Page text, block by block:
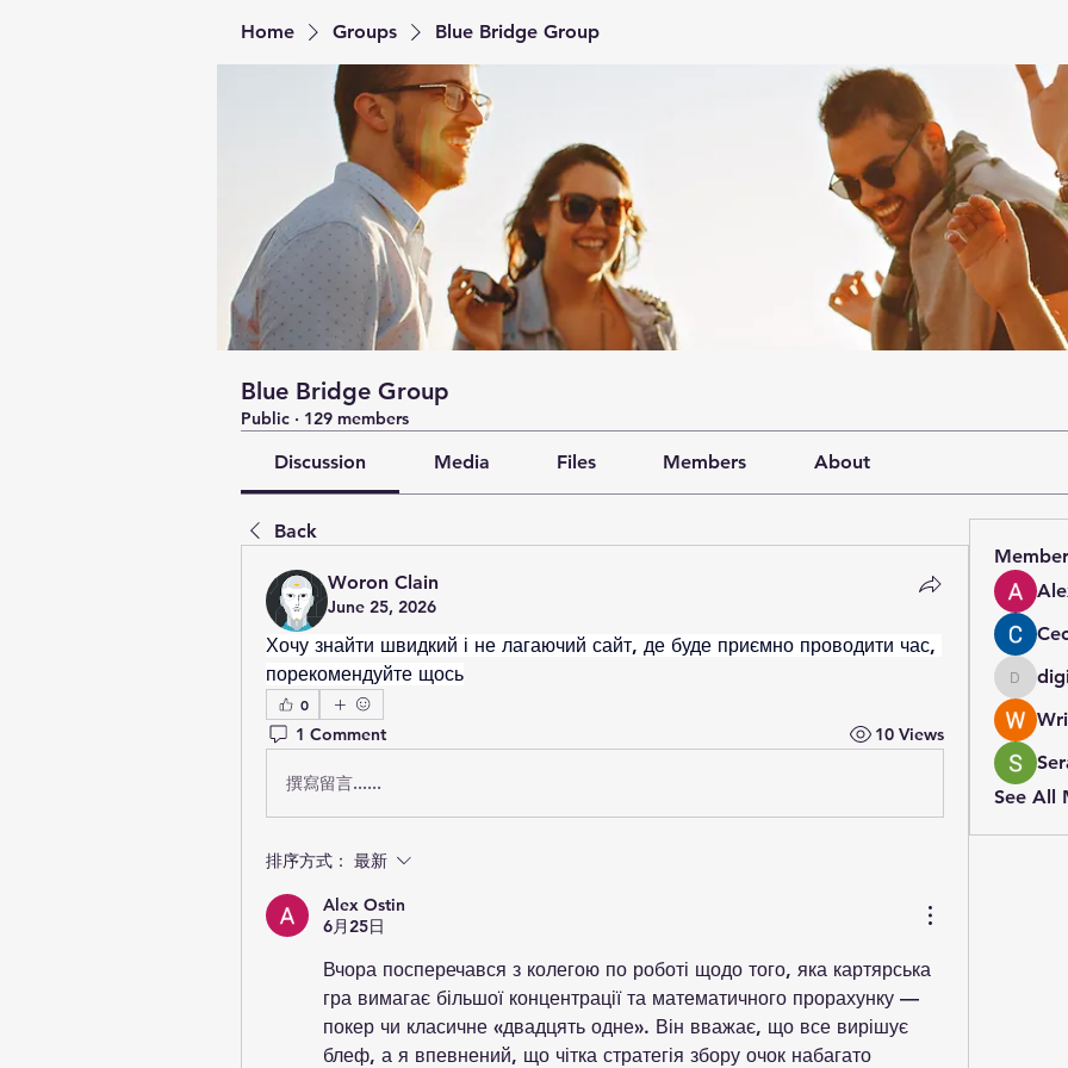
Home Groups Blue Bridge Group
Blue Bridge Group
Public · 129 members
Discussion Media Files Members About
Back
Woron Clain
June 25, 2026
Хочу знайти швидкий і не лагаючий сайт, де буде приємно проводити час,
порекомендуйте щось
0
1 Comment 10 Views
撰寫留言......
排序方式： 最新
Alex Ostin
6月25日
Вчора посперечався з колегою по роботі щодо того, яка картярська
гра вимагає більшої концентрації та математичного прорахунку —
покер чи класичне «двадцять одне». Він вважає, що все вирішує
блеф, а я впевнений, що чітка стратегія збору очок набагато
See All